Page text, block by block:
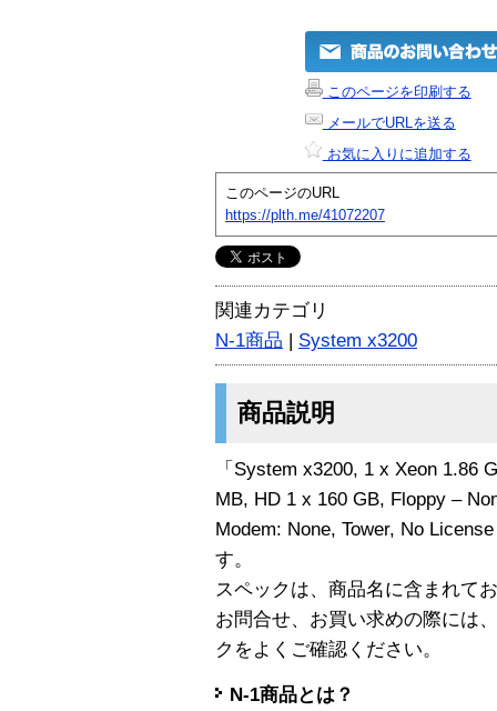
このページを印刷する
メールでURLを送る
お気に入りに追加する
このページのURL
https://plth.me/41072207
関連カテゴリ
N-1商品 | System x3200
商品説明
「System x3200, 1 x Xeon 1.86
MB, HD 1 x 160 GB, Floppy –
Modem: None, Tower, No
す。
スペックは、商品名に含まれて
お問合せ、お買い求めの際には
クをよくご確認ください。
N-1商品とは？